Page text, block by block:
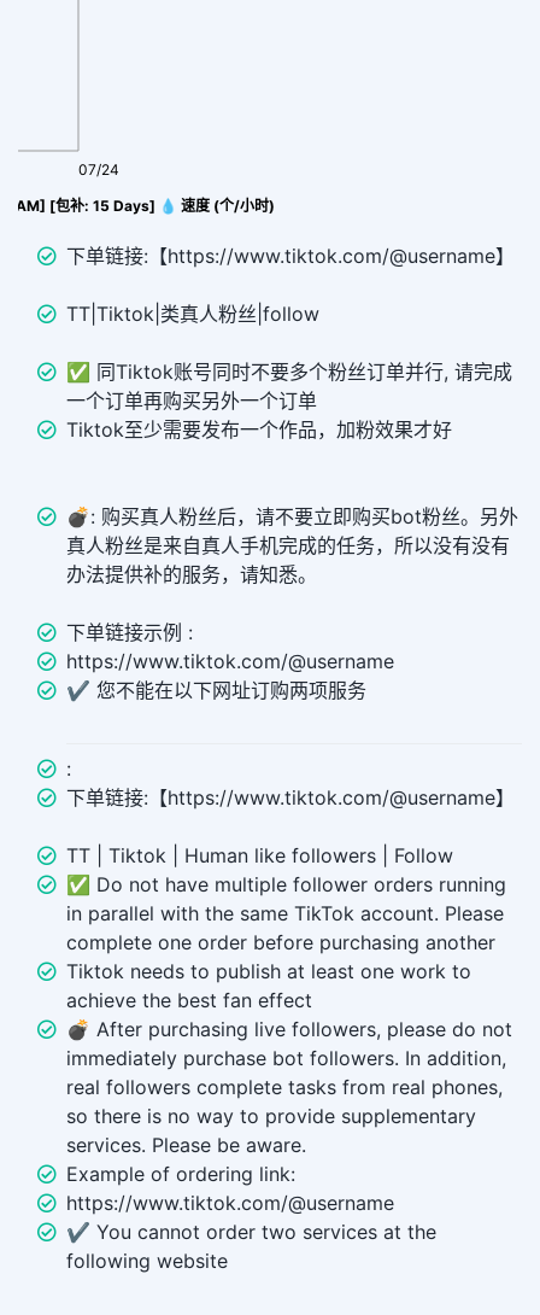
[包补: 15 Days] 💧 速度 (个/小时)
07/24
下单链接:【https://www.tiktok.com/@username】
TT|Tiktok|类真人粉丝|follow
✅ 同Tiktok账号同时不要多个粉丝订单并行, 请完成
一个订单再购买另外一个订单
Tiktok至少需要发布一个作品，加粉效果才好
💣︎: 购买真人粉丝后，请不要立即购买bot粉丝。另外
真人粉丝是来自真人手机完成的任务，所以没有没有
办法提供补的服务，请知悉。
下单链接示例 :
https://www.tiktok.com/@username
✔️ 您不能在以下网址订购两项服务
:
下单链接:【https://www.tiktok.com/@username】
TT | Tiktok | Human like followers | Follow
✅ Do not have multiple follower orders running
in parallel with the same TikTok account. Please
complete one order before purchasing another
Tiktok needs to publish at least one work to
achieve the best fan effect
💣 After purchasing live followers, please do not
immediately purchase bot followers. In addition,
real followers complete tasks from real phones,
so there is no way to provide supplementary
services. Please be aware.
Example of ordering link:
https://www.tiktok.com/@username
✔️ You cannot order two services at the
following website